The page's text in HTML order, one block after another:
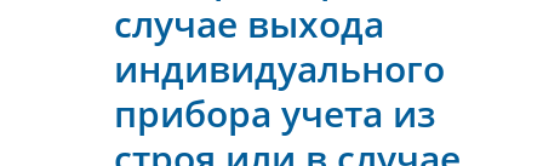
случае выхода
индивидуального
прибора учета из